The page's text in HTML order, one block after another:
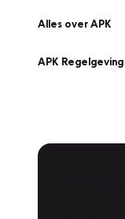
Alles over APK
APK Regelgeving